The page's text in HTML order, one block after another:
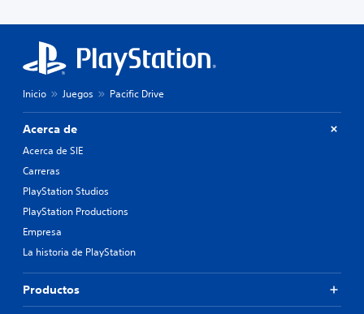
Inicio Juegos Pacific Drive
Acerca de
Acerca de SIE
Carreras
PlayStation Studios
PlayStation Productions
Empresa
La historia de PlayStation
Productos